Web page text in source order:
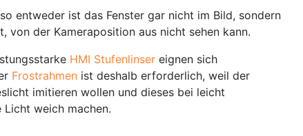
entweder ist das Fenster gar nicht im Bild, sondern
von der Kameraposition aus nicht sehen kann.
HMI Stufenlinser eignen sich
Frostrahmen ist deshalb erforderlich, weil der
imitieren wollen und dieses bei leicht
weich machen.